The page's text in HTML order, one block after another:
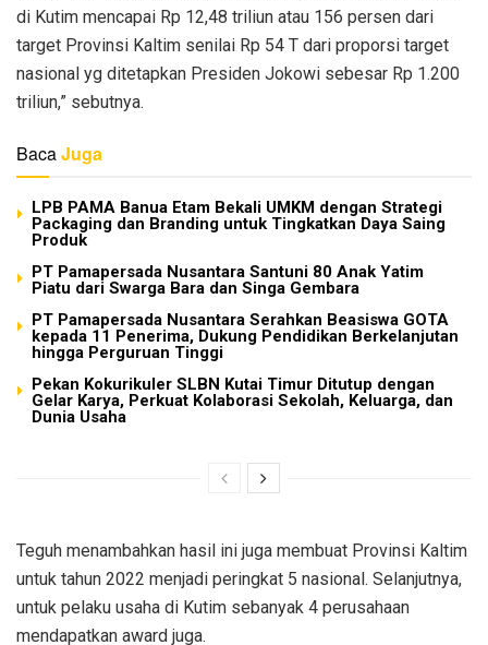
di Kutim mencapai Rp 12,48 triliun atau 156 persen dari
target Provinsi Kaltim senilai Rp 54 T dari proporsi target
nasional yg ditetapkan Presiden Jokowi sebesar Rp 1.200
triliun,” sebutnya.
BacaJuga
LPB PAMA Banua Etam Bekali UMKM dengan Strategi
Packaging dan Branding untuk Tingkatkan Daya Saing
Produk
PT Pamapersada Nusantara Santuni 80 Anak Yatim
Piatu dari Swarga Bara dan Singa Gembara
PT Pamapersada Nusantara Serahkan Beasiswa GOTA
kepada 11 Penerima, Dukung Pendidikan Berkelanjutan
hingga Perguruan Tinggi
Pekan Kokurikuler SLBN Kutai Timur Ditutup dengan
Gelar Karya, Perkuat Kolaborasi Sekolah, Keluarga, dan
Dunia Usaha
Teguh menambahkan hasil ini juga membuat Provinsi Kaltim
untuk tahun 2022 menjadi peringkat 5 nasional. Selanjutnya,
untuk pelaku usaha di Kutim sebanyak 4 perusahaan
mendapatkan award juga.